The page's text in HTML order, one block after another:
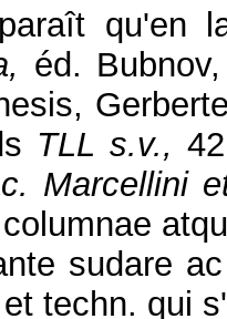
qu'en
éd.
TLL s.v.,
Marcellini
sudare
techn. qui